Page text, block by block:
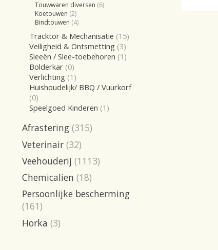
Touwwaren diversen (6)
Koetouwen (2)
Bindtouwen (4)
Tracktor & Mechanisatie (15)
Veiligheid & Ontsmetting (3)
Sleeën / Slee-toebehoren (1)
Bolderkar (0)
Verlichting (1)
Huishoudelijk/ BBQ / Vuurkorf
(0)
Speelgoed Kinderen (1)
Afrastering (315)
Veterinair (32)
Veehouderij (1113)
Chemicalien (18)
Persoonlijke bescherming
(161)
Horka (3)